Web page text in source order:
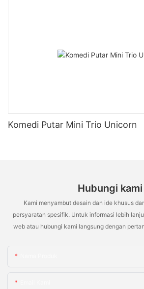
Komedi Putar Mini Trio Unicorn
Hubungi kami
Kami menyambut desain dan ide khusus
persyaratan spesifik. Untuk informasi lebih
web atau hubungi kami langsung dengan